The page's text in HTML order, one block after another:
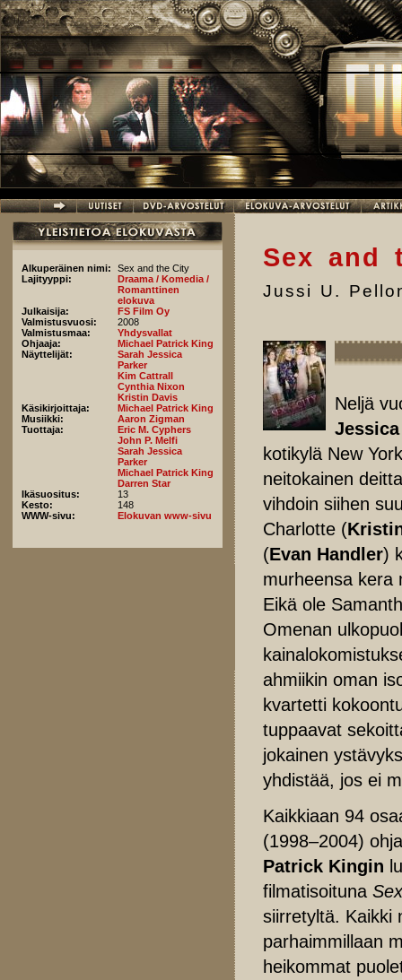
Hyppää pääsisältöön
Alkuperäinen nimi:
Sex and the City
Lajityyppi:
Draama / Komedia /
Romanttinen
elokuva
Julkaisija:
FS Film Oy
Valmistusvuosi:
2008
Valmistusmaa:
Yhdysvallat
Ohjaaja:
Michael Patrick King
Näyttelijät:
Sarah Jessica
Parker
Kim Cattrall
Cynthia Nixon
Kristin Davis
Käsikirjoittaja:
Michael Patrick King
Musiikki:
Aaron Zigman
Tuottaja:
Eric M. Cyphers
John P. Melfi
Sarah Jessica
Parker
Michael Patrick King
Darren Star
Ikäsuositus:
13
Kesto:
148
WWW-sivu:
Elokuvan www-sivu
Sex and
Jussi U.
Neljä
kotikylä New
neitokainen
vihdoin siihen
Charlotte (
(Evan Handler)
murheensa kera
Eikä ole
Omenan
ahmiikin oman
kvartetti
tuppaavat
jokainen
yhdistää, jos ei
Kaikkiaan 94
(1998–2004)
Patrick Kingin
filmatisoituna
siirretyltä. Kaikki
parhaimmillaan
heikommat